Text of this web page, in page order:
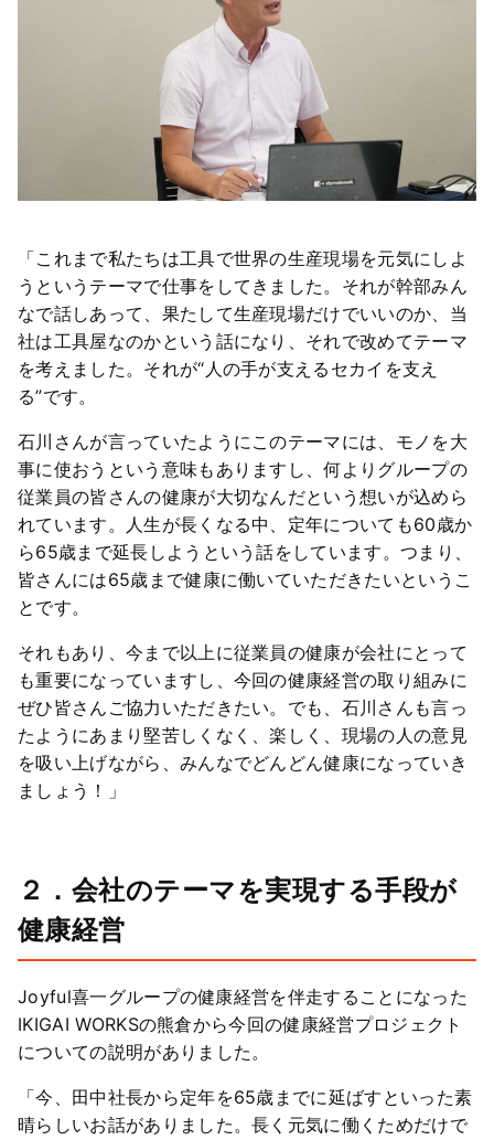
「これまで私たちは工具で世界の生産現場を元気にしよ
うというテーマで仕事をしてきました。それが幹部みん
なで話しあって、果たして生産現場だけでいいのか、当
社は工具屋なのかという話になり、それで改めてテーマ
を考えました。それが“人の手が支えるセカイを支え
る”です。
石川さんが言っていたようにこのテーマには、モノを大
事に使おうという意味もありますし、何よりグループの
従業員の皆さんの健康が大切なんだという想いが込めら
れています。人生が長くなる中、定年についても60歳か
ら65歳まで延長しようという話をしています。つまり、
皆さんには65歳まで健康に働いていただきたいというこ
とです。
それもあり、今まで以上に従業員の健康が会社にとって
も重要になっていますし、今回の健康経営の取り組みに
ぜひ皆さんご協力いただきたい。でも、石川さんも言っ
たようにあまり堅苦しくなく、楽しく、現場の人の意見
を吸い上げながら、みんなでどんどん健康になっていき
ましょう！」
２．会社のテーマを実現する手段が
健康経営
Joyful喜一グループの健康経営を伴走することになった
IKIGAI WORKSの熊倉から今回の健康経営プロジェクト
についての説明がありました。
「今、田中社長から定年を65歳までに延ばすといった素
晴らしいお話がありました。長く元気に働くためだけで